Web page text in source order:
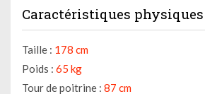
Caractéristiques physiques
Taille : 178 cm
Poids : 65 kg
Tour de poitrine : 87 cm